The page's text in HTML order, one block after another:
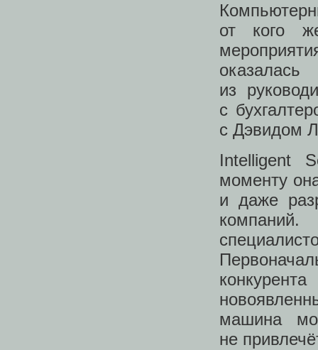
от кого
из
с
с Дэвидом
Intelligent
моменту
и даже
машина
не